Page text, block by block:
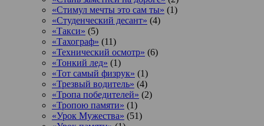
«Стимул мечты это сам ты» (1)
«Студенческий десант» (4)
«Такси» (5)
«Тахограф» (11)
«Технический осмотр» (6)
«Тонкий лед» (1)
«Тот самый физрук» (1)
«Трезвый водитель» (4)
«Тропа победителей» (2)
«Тропою памяти» (1)
«Урок Мужества» (51)